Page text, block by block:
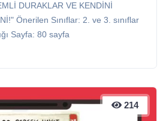
DURAKLAR VE KENDİNİ
Önerilen Sınıflar: 2. ve 3. sınıflar
Sayfa: 80 sayfa
214
214